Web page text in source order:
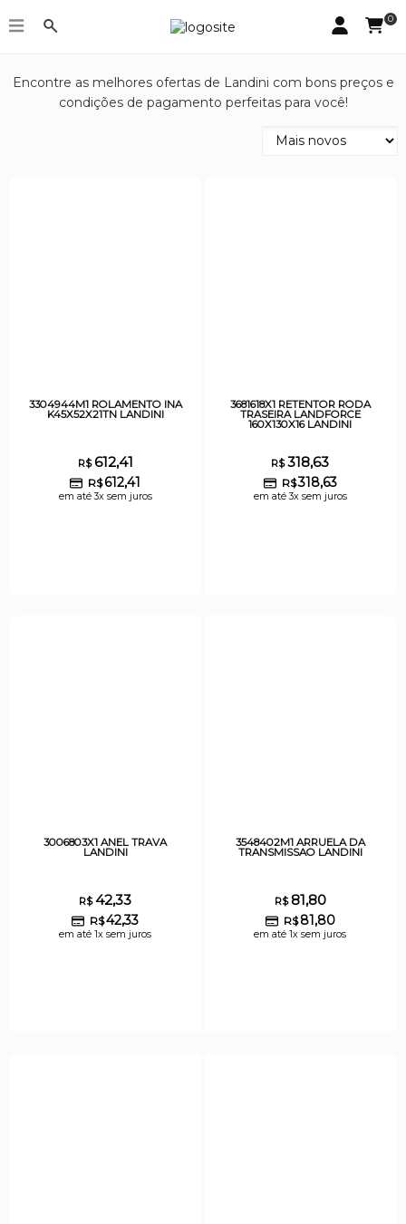
0
Landini
Encontre as melhores ofertas de Landini com bons preços e
condições de pagamento perfeitas para você!
3304944M1 ROLAMENTO INA
K45X52X21TN LANDINI
R$612,41
R$612,41
em até 3x sem juros
3681618X1 RETENTOR RODA
TRASEIRA LANDFORCE
160X130X16 LANDINI
R$318,63
R$318,63
em até 3x sem juros
3006803X1 ANEL TRAVA
LANDINI
R$42,33
R$42,33
em até 1x sem juros
3548402M1 ARRUELA DA
TRANSMISSAO LANDINI
R$81,80
R$ 81,80
em até 1x sem juros